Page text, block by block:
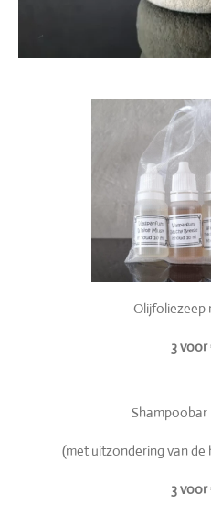
Olijfoliezeep
3 voor
Shampoobar
(met uitzondering van
3 voor